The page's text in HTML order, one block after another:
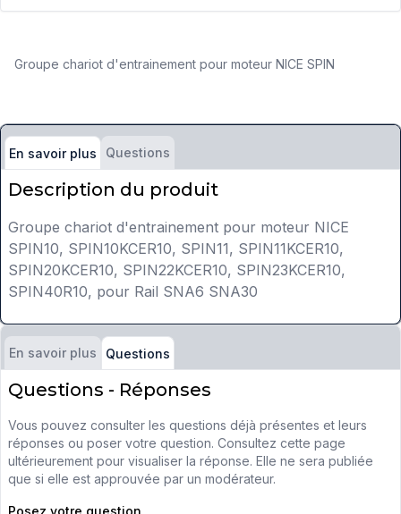
Groupe chariot d'entrainement pour moteur NICE SPIN
En savoir plus Questions
Description du produit
Groupe chariot d'entrainement pour moteur NICE
SPIN10, SPIN10KCER10, SPIN11, SPIN11KCER10,
SPIN20KCER10, SPIN22KCER10, SPIN23KCER10,
SPIN40R10, pour Rail SNA6 SNA30
En savoir plus Questions
Questions - Réponses
Vous pouvez consulter les questions déjà présentes et leurs
réponses ou poser votre question. Consultez cette page
ultérieurement pour visualiser la réponse. Elle ne sera publiée
que si elle est approuvée par un modérateur.